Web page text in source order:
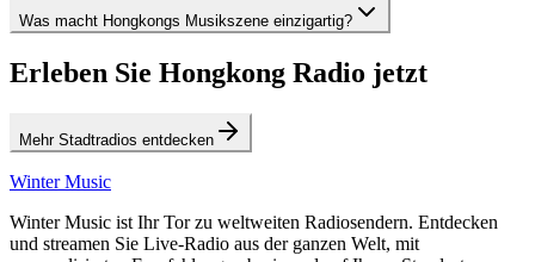
Was macht Hongkongs Musikszene einzigartig?
Erleben Sie Hongkong Radio jetzt
Mehr Stadtradios entdecken
Winter Music
Winter Music ist Ihr Tor zu weltweiten Radiosendern. Entdecken
und streamen Sie Live-Radio aus der ganzen Welt, mit